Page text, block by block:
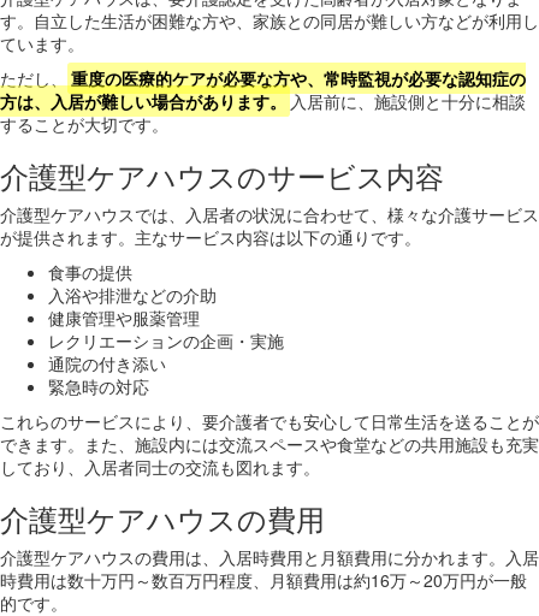
す。自立した生活が困難な方や、家族との同居が難しい方などが利用し
ています。
ただし、
重度の医療的ケアが必要な方や、常時監視が必要な認知症の
方は、入居が難しい場合があります。入居前に、施設側と十分に相談
することが大切です。
介護型ケアハウスのサービス内容
介護型ケアハウスでは、入居者の状況に合わせて、様々な介護サービス
が提供されます。主なサービス内容は以下の通りです。
食事の提供
入浴や排泄などの介助
健康管理や服薬管理
レクリエーションの企画・実施
通院の付き添い
緊急時の対応
これらのサービスにより、要介護者でも安心して日常生活を送ることが
できます。また、施設内には交流スペースや食堂などの共用施設も充実
しており、入居者同士の交流も図れます。
介護型ケアハウスの費用
介護型ケアハウスの費用は、入居時費用と月額費用に分かれます。入居
時費用は数十万円～数百万円程度、月額費用は約16万～20万円が一般
的です。